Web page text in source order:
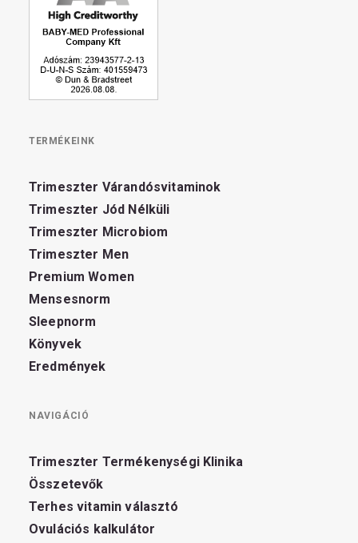
TERMÉKEINK
Trimeszter Várandósvitaminok
Trimeszter Jód Nélküli
Trimeszter Microbiom
Trimeszter Men
Premium Women
Mensesnorm
Sleepnorm
Könyvek
Eredmények
NAVIGÁCIÓ
Trimeszter Termékenységi Klinika
Összetevők
Terhes vitamin választó
Ovulációs kalkulátor